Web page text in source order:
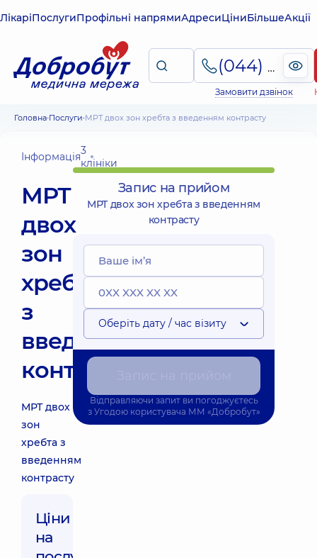
ЛікаріПослугиПрофільні напрямиАдресиЦіниБільшеАкції
(044) 495-2-888
Замовити дзвінок
Головна Послуги МРТ двох зон хребта з введенням контрасту
Інформація3
клініки
МРТ
двох
зон
хребта
з
введенням
контрасту
МРТ двох
зон
хребта з
введенням
контрасту
Ціни
на
Запис на прийом
МРТ двох зон хребта з введенням
контрасту
Оберіть дату / час візиту
Відправляючи запит ви погоджуєтесь
з Угодою користувача ММ «Добробут»